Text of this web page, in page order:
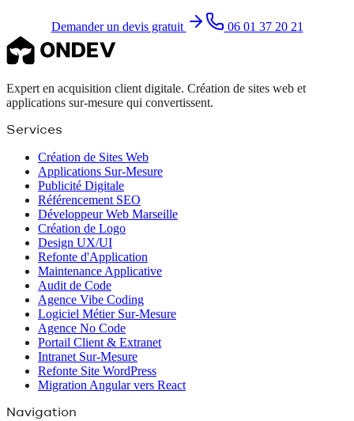
Demander un devis gratuit 06 01 37 20 21
Expert en acquisition client digitale. Création de sites web et
applications sur-mesure qui convertissent.
Services
Création de Sites Web
Applications Sur-Mesure
Publicité Digitale
Référencement SEO
Développeur Web Marseille
Création de Logo
Design UX/UI
Refonte d'Application
Maintenance Applicative
Audit de Code
Agence Vibe Coding
Logiciel Métier Sur-Mesure
Agence No Code
Portail Client & Extranet
Intranet Sur-Mesure
Refonte Site WordPress
Migration Angular vers React
Navigation